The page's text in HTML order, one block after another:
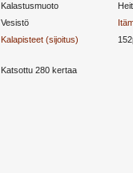
Kalastusmuoto
Vesistö
Kalapisteet (sijoitus)
Katsottu 280 kertaa